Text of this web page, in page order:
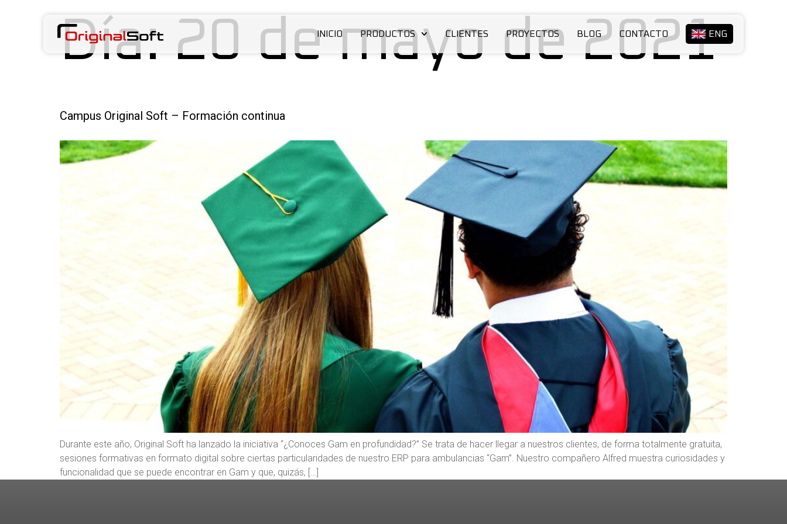
INICIO PRODUCTOS CLIENTES PROYECTOS BLOG CONTACTO ENG
Día: 20 de mayo de 2021
Campus Original Soft – Formación continua
Durante este año, Original Soft ha lanzado la iniciativa “¿Conoces Gam en profundidad?” Se trata de hacer llegar a nuestros clientes, de forma totalmente gratuita,
sesiones formativas en formato digital sobre ciertas particularidades de nuestro ERP para ambulancias “Gam”. Nuestro compañero Alfred muestra curiosidades y
funcionalidad que se puede encontrar en Gam y que, quizás, […]